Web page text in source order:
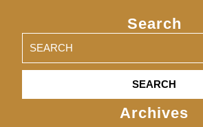
Search
for:
Archives